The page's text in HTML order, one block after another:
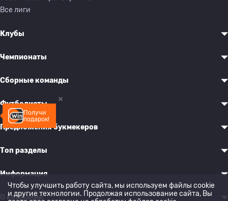
Получи
подарок!
Все лиги
Клубы
Чемпионаты
Сборные команды
Футболисты
Предложения букмекеров
Топ разделы
Информация
О компании
Чтобы улучшить работу сайта, мы используем файлы cookie
и другие технологии. Продолжая использование сайта, Вы